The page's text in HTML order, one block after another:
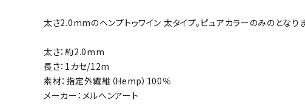
太さ2.0mmのヘンプトゥワイン 太タイプ。ピュアカラーのみのとなりま
太さ：約2.0mm
長さ：1カセ/12m
素材：指定外繊維（Hemp）100％
メーカー：メルヘンアート